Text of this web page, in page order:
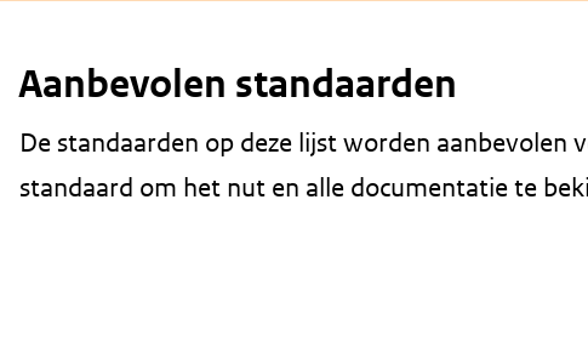
Aanbevolen standaarden
Content
De standaarden op deze lijst worden aanbevolen
standaard om het nut en alle documentatie te